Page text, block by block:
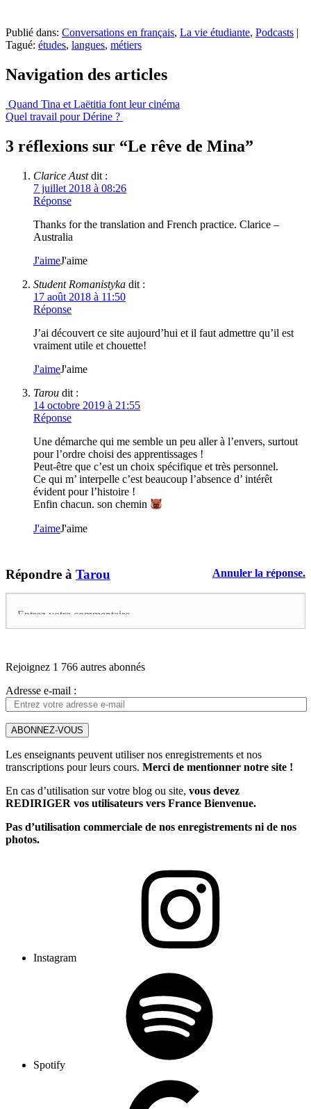
Publié dans: Conversations en français, La vie étudiante, Podcasts
Tagué: études, langues, métiers
Navigation des articles
Quand Tina et Laëtitia font leur cinéma
Quel travail pour Dérine ?
3 réflexions sur “Le rêve de Mina”
Clarice Aust dit :
7 juillet 2018 à 08:26
Réponse
Thanks for the translation and French practice. Clarice –
Australia
J'aimeJ'aime
Student Romanistyka dit :
17 août 2018 à 11:50
Réponse
J’ai découvert ce site aujourd’hui et il faut admettre qu’il est
vraiment utile et chouette!
J'aimeJ'aime
Tarou dit :
14 octobre 2019 à 21:55
Réponse
Une démarche qui me semble un peu aller à l’envers, surtout
pour l’ordre choisi des apprentissages !
Peut-être que c’est un choix spécifique et très personnel.
Ce qui m’ interpelle c’est beaucoup l’absence d’ intérêt
évident pour l’histoire !
Enfin chacun. son chemin
J'aimeJ'aime
Répondre à Tarou Annuler la réponse.
Rejoignez 1 766 autres abonnés
Adresse e-mail :
ABONNEZ-VOUS
Les enseignants peuvent utiliser nos enregistrements et nos
transcriptions pour leurs cours. Merci de mentionner notre site !
En cas d’utilisation sur votre blog ou site, vous devez
REDIRIGER vos utilisateurs vers France Bienvenue.
Pas d’utilisation commerciale de nos enregistrements ni de nos
photos.
Instagram
Spotify